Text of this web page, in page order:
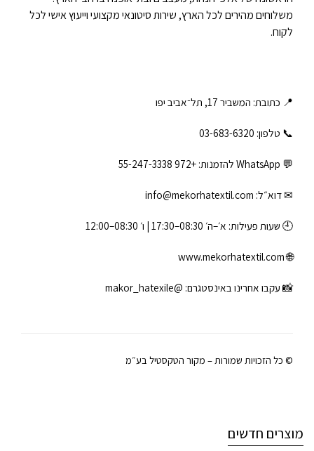
משלוחים מהירים לכל הארץ, שירות סיטונאי מקצועי וייעוץ אישי לכל
לקוח.
📍 כתובת: המשביר 17, תל־אביב יפו
📞 טלפון: ‎03-683-6320
💬 WhatsApp להזמנות: +972 55-247-3338
✉ דוא״ל: info@mekorhatextil.com
🕘 שעות פעילות: א׳–ה׳ 08:30–17:30 | ו׳ 08:30–12:00
🌐
www.mekorhatextil.com
📸 עקבו אחרינו באינסטגרם: @makor_hatexile
© כל הזכויות שמורות – מקור הטקסטיל בע״מ
מוצרים חדשים